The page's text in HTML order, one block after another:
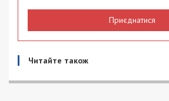
Приєднатися
Читайте також